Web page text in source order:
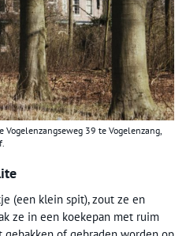
39 te Vogelenzang,
(een klein spit), zout ze en
ze in een koekepan met ruim